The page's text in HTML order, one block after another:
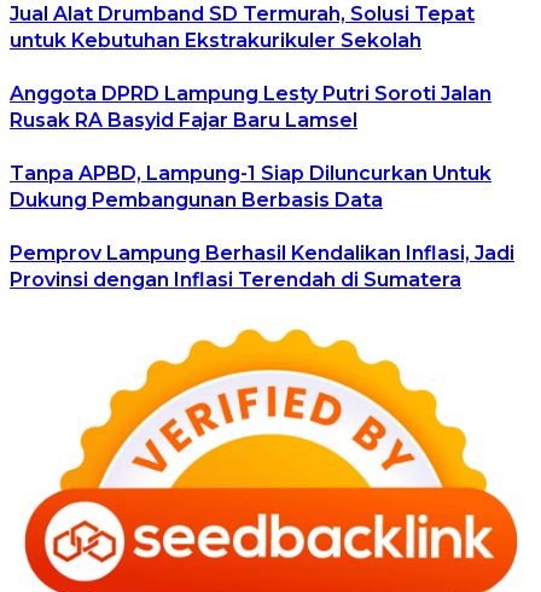
Jual Alat Drumband SD Termurah, Solusi Tepat
untuk Kebutuhan Ekstrakurikuler Sekolah
Anggota DPRD Lampung Lesty Putri Soroti Jalan
Rusak RA Basyid Fajar Baru Lamsel
Tanpa APBD, Lampung-1 Siap Diluncurkan Untuk
Dukung Pembangunan Berbasis Data
Pemprov Lampung Berhasil Kendalikan Inflasi, Jadi
Provinsi dengan Inflasi Terendah di Sumatera